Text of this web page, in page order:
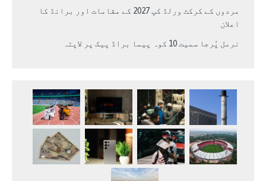
مردوں کے کرکٹ ورلڈ کپ 2027 کے مقامات اور برانڈ کا
اعلان
نرمل پُرجا سمیت 10 کوہ پیما براڈ پیک پر لاپتہ